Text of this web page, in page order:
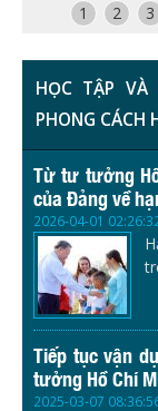
1 2 3
HỌC TẬP
PHONG CÁCH
Từ tư tưởng
của Đảng về
2026-04-01
Tiếp tục vận
tưởng Hồ Chí
2025-03-07